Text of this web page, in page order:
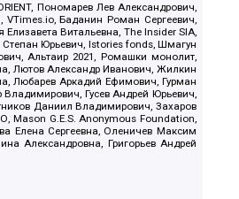
Пономарев Лев Александрович,
Баданин Роман Сергеевич,
Витальевна, The Insider SIA,
Юрьевич, Istories fonds, Шмагун
Альтаир 2021, Ромашки монолит,
Лютов Александр Иванович, Жилкин
Любарев Аркадий Ефимович, Гурман
Гусев Андрей Юрьевич,
Даниил Владимирович, Захаров
Mason G.E.S. Anonymous Foundation,
Елена Сергеевна, Оленичев Максим
Александровна, Григорьев Андрей